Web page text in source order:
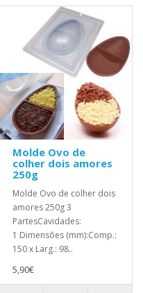
Molde Ovo de
colher dois amores
250g
Molde Ovo de colher dois
amores 250g 3
PartesCavidades:
1 Dimensões (mm):Comp.:
150 x Larg.: 98..
5,90€